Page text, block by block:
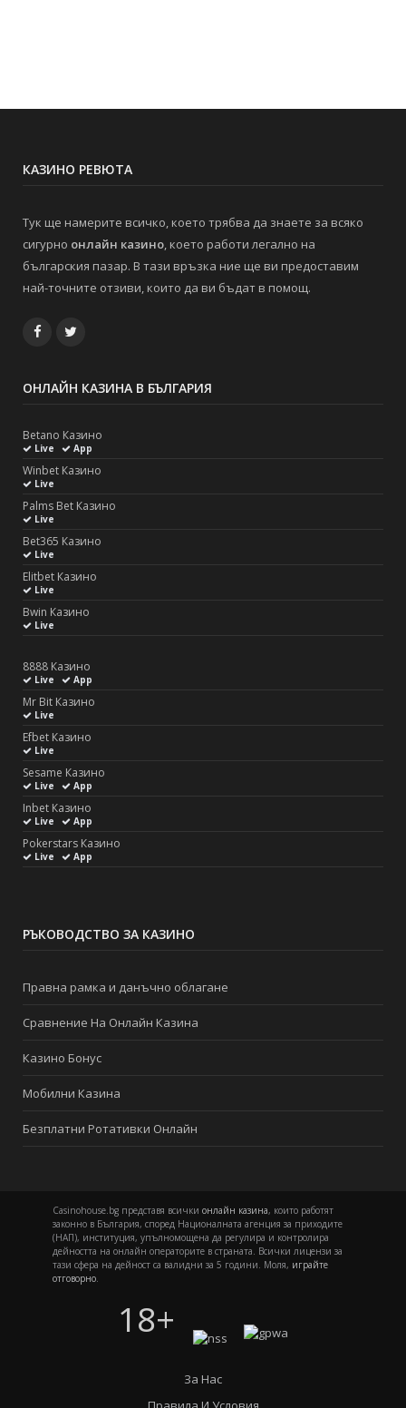
КАЗИНО РЕВЮТА
Тук ще намерите всичко, което трябва да знаете за всяко
сигурно онлайн казино, което работи легално на
българския пазар. В тази връзка ние ще ви предоставим
най-точните отзиви, които да ви бъдат в помощ.
Facebook
ОНЛАЙН КАЗИНА В БЪЛГАРИЯ
Betano Казино
Live App
Winbet Казино
Live
Palms Bet Казино
Live
Bet365 Казино
Live
Elitbet Казино
Live
Bwin Казино
Live
8888 Казино
Live App
Mr Bit Казино
Live
Efbet Казино
Live
Sesame Казино
Live App
Inbet Казино
Live App
Pokerstars Казино
Live App
РЪКОВОДСТВО ЗА КАЗИНО
Правна рамка и данъчно облагане
Сравнение На Онлайн Казина
Казино Бонус
Мобилни Казина
Безплатни Ротативки Онлайн
Casinohouse.bg представя всичкионлайн казина, които работят
законно в България, според Националната агенция за приходите
(НАП), институция, упълномощена да регулира и контролира
дейността на онлайн операторите в страната. Всички лицензи за
тази сфера на дейност са валидни за 5 години. Моля, играйте
отговорно.
18+
За Нас